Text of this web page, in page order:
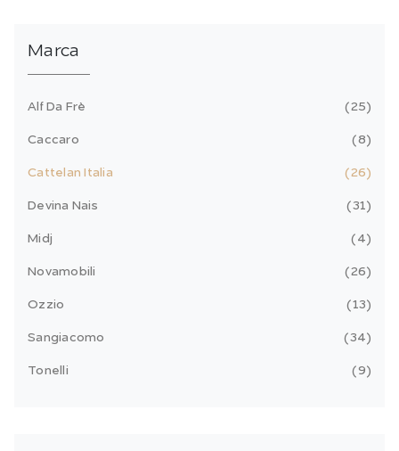
Marca
Alf Da Frè 25
Caccaro 8
Cattelan Italia 26
Devina Nais 31
Midj 4
Novamobili 26
Ozzio 13
Sangiacomo 34
Tonelli 9